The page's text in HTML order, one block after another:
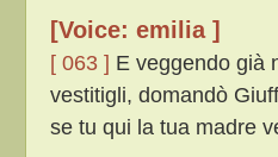
[Voice: emilia ]
[ 063 ] E veggendo già
vestitigli, domandò
se tu qui la tua madre